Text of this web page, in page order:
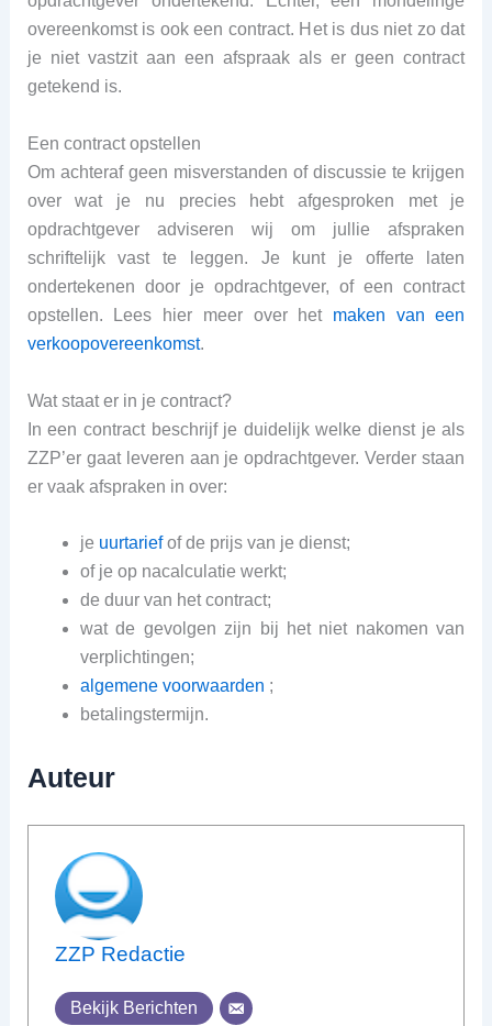
overeenkomst is ook een contract. Het is dus niet zo dat
je niet vastzit aan een afspraak als er geen contract
getekend is.
Een contract opstellen
Om achteraf geen misverstanden of discussie te krijgen
over wat je nu precies hebt afgesproken met je
opdrachtgever adviseren wij om jullie afspraken
schriftelijk vast te leggen. Je kunt je offerte laten
ondertekenen door je opdrachtgever, of een contract
opstellen. Lees hier meer over het maken van een
verkoopovereenkomst.
Wat staat er in je contract?
In een contract beschrijf je duidelijk welke dienst je als
ZZP’er gaat leveren aan je opdrachtgever. Verder staan
er vaak afspraken in over:
je uurtariefof de prijs van je dienst;
of je op nacalculatie werkt;
de duur van het contract;
wat de gevolgen zijn bij het niet nakomen van
verplichtingen;
algemene voorwaarden ;
betalingstermijn.
Auteur
ZZP Redactie
Bekijk Berichten